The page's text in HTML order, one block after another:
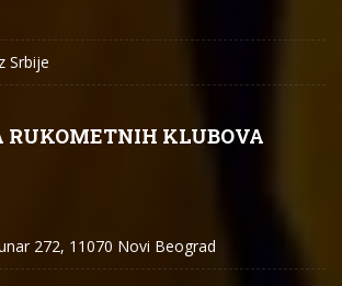
Srbije
RUKOMETNIH KLUBOVA
272, 11070 Novi Beograd